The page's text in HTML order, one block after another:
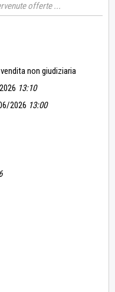
offerte
non giudiziaria
13:10
2026 13:00